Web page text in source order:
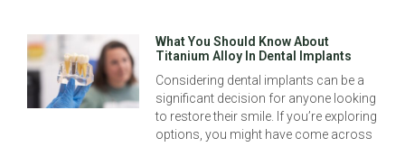
What You Should Know About
Titanium Alloy In Dental Implants
Considering dental implants can be a
significant decision for anyone looking
to restore their smile. If you’re exploring
options, you might have come across